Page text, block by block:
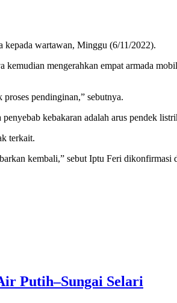
kepada wartawan, Minggu (6/11/2022).
mengerahkan empat armada
pendinginan,” sebutnya.
kebakaran adalah arus pendek
terkait.
kembali,” sebut Iptu Feri dikonfirmasi
Putih–Sungai Selari